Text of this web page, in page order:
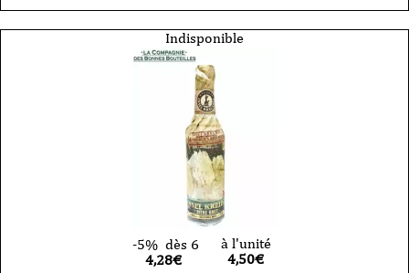
Brauerei
Indisponible
-5% dès 6
4,28€
à l'unité
4,50€